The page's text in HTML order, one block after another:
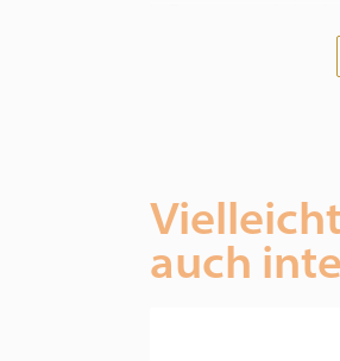
garantieren Wir
Wenn Sie besondere
auch